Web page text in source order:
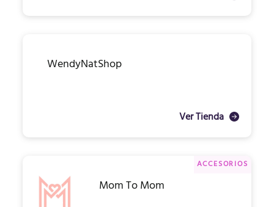
WendyNatShop
Ver Tienda
ACCESORIOS
Mom To Mom